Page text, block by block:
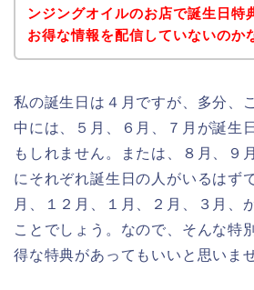
ンジングオイルのお店で誕生日特
お得な情報を配信していないのか
私の誕生日は４月ですが、多分、
中には、５月、６月、７月が誕生
もしれません。または、８月、９
にそれぞれ誕生日の人がいるはず
月、１２月、１月、２月、３月、
ことでしょう。なので、そんな特
得な特典があってもいいと思いま